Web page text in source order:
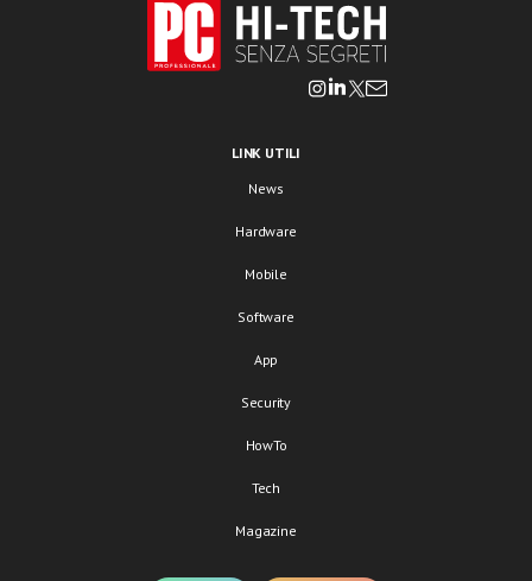
LINK UTILI
News
Hardware
Mobile
Software
App
Security
HowTo
Tech
Magazine